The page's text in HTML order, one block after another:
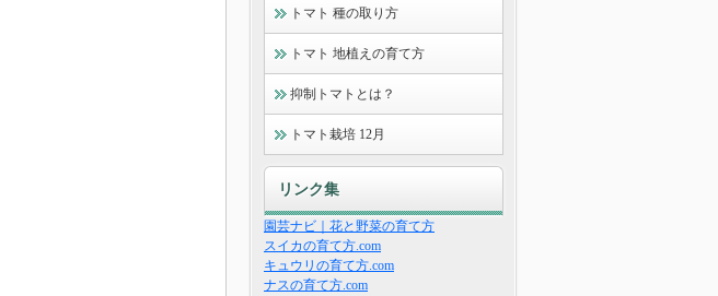
トマト 種の取り方
トマト 地植えの育て方
抑制トマトとは？
トマト栽培 12月
リンク集
園芸ナビ｜花と野菜の育て方
スイカの育て方.com
キュウリの育て方.com
ナスの育て方.com